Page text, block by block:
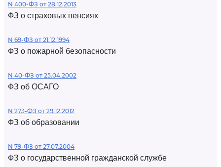
N 400-ФЗ от 28.12.2013
ФЗ о страховых пенсиях
N 69-ФЗ от 21.12.1994
ФЗ о пожарной безопасности
N 40-ФЗ от 25.04.2002
ФЗ об ОСАГО
N 273-ФЗ от 29.12.2012
ФЗ об образовании
N 79-ФЗ от 27.07.2004
ФЗ о государственной гражданской службе